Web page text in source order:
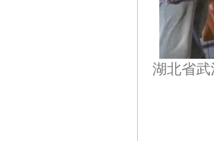
湖北省